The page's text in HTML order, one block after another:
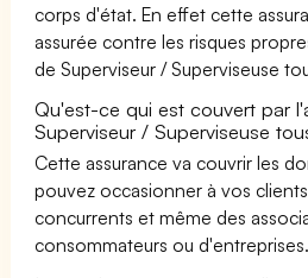
corps d'état. En effet cette
assurée contre les risques
de Superviseur / Superviseuse
Qu'est-ce qui est couvert par
Superviseur / Superviseuse
Cette assurance va couvrir les
pouvez occasionner à vos
concurrents et même des
consommateurs ou d'entreprises.